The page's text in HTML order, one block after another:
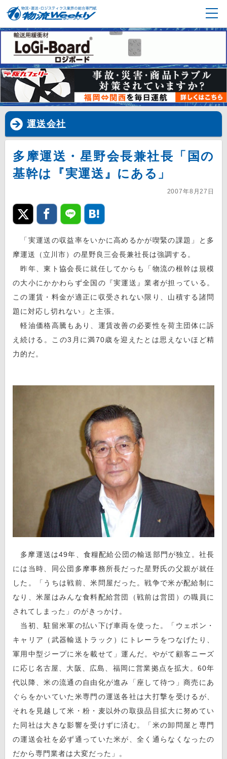
運送会社
多摩運送・星野会長兼社長「国の
基幹は『実運送』にある」
2007年8月27日
「実運送の収益率をいかに高めるかが喫緊の課題」と多
摩運送（立川市）の星野良三会長兼社長は強調する。
昨年、東ト協会長に就任してからも「物流の根幹は規模
の大小にかかわらず全国の『実運送』業者が担っている。
この運賃・料金が適正に収受されない限り、山積する諸問
題に対応し切れない」と主張。
軽油価格高騰もあり、運賃改善の必要性を荷主団体に訴
え続ける。この3月に満70歳を迎えたとは思えないほど精
力的だ。
多摩運送は49年、食糧配給公団の輸送部門が独立。社長
には当時、同公団多摩事務所長だった星野氏の父親が就任
した。「うちは戦前、米問屋だった。戦争で米が配給制に
なり、米屋はみんな食料配給営団（戦前は営団）の職員に
されてしまった」のがきっかけ。
当初、駐留米軍の払い下げ車両を使った。「ウェポン・
キャリア（武器輸送トラック）にトレーラをつなげたり、
軍用中型ジープに米を載せて」運んだ。やがて顧客ニーズ
に応じ名古屋、大阪、広島、福岡に営業拠点を拡大。60年
代以降、米の流通の自由化が進み「座して待つ」商売にあ
ぐらをかいていた米専門の運送各社は大打撃を受けるが、
それを見越して米・粉・麦以外の取扱品目拡大に努めてい
た同社は大きな影響を受けずに済む。「米の卸問屋と専門
の運送会社を必ず通っていた米が、全く通らなくなったの
だから専門業者は大変だった」。